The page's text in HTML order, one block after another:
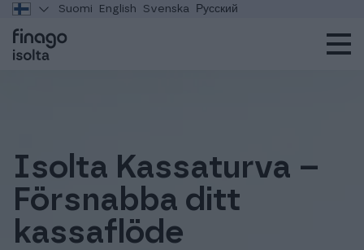
Suomi English Svenska Русский
Isolta Kassaturva –
Försnabba ditt
kassaflöde